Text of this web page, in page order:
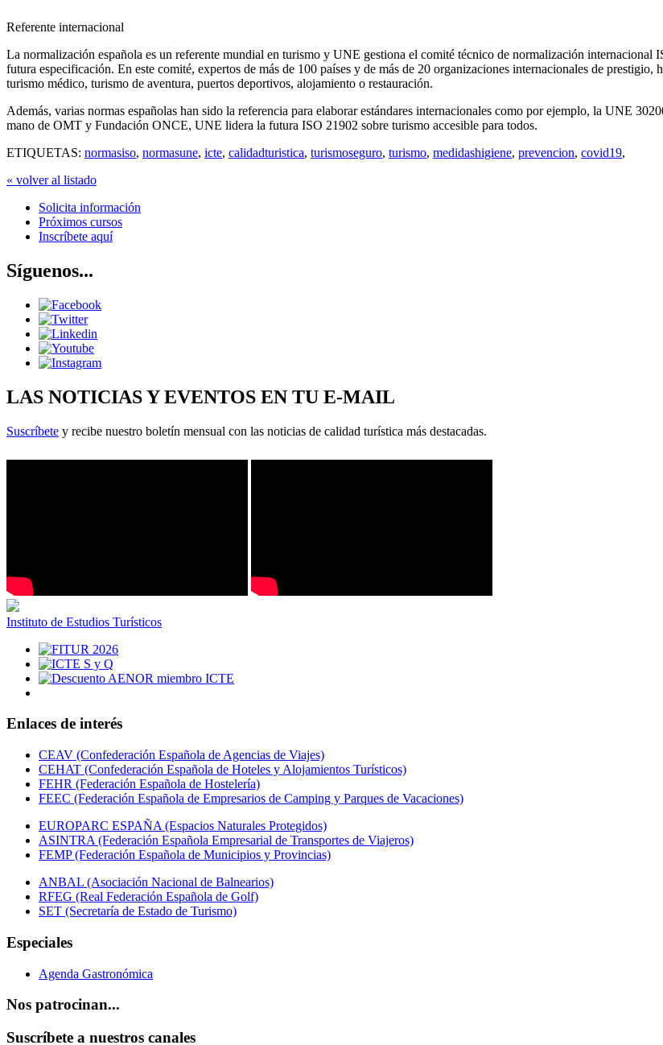
Referente internacional
La normalización española es un referente mundial en turismo y UNE gestiona el comité técnico de normalización internacional
futura especificación. En este comité, expertos de más de 100 países y de más de 20 organizaciones internacionales de
turismo médico, turismo de aventura, puertos deportivos, alojamiento o restauración.
Además, varias normas españolas han sido la referencia para elaborar estándares internacionales como por ejemplo, la UNE
mano de OMT y Fundación ONCE, UNE lidera la futura ISO 21902 sobre turismo accesible para todos.
ETIQUETAS: normasiso, normasune, icte, calidadturistica, turismoseguro, turismo, medidashigiene, prevencion, covid19,
« volver al listado
Solicita información
Próximos cursos
Inscríbete aquí
Síguenos...
LAS NOTICIAS Y EVENTOS EN TU E-MAIL
Suscríbete y recibe nuestro boletín mensual con las noticias de calidad turística más destacadas.
Instituto de Estudios Turísticos
Enlaces de interés
CEAV (Confederación Española de Agencias de Viajes)
CEHAT (Confederación Española de Hoteles y Alojamientos Turísticos)
FEHR (Federación Española de Hostelería)
FEEC (Federación Española de Empresarios de Camping y Parques de Vacaciones)
EUROPARC ESPAÑA (Espacios Naturales Protegidos)
ASINTRA (Federación Española Empresarial de Transportes de Viajeros)
FEMP (Federación Española de Municipios y Provincias)
ANBAL (Asociación Nacional de Balnearios)
RFEG (Real Federación Española de Golf)
SET (Secretaría de Estado de Turismo)
Especiales
Agenda Gastronómica
Nos patrocinan...
Suscríbete a nuestros canales